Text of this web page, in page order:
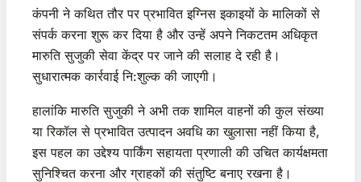
कंपनी ने कथित तौर पर प्रभावित इग्निस इकाइयों के मालिकों से
संपर्क करना शुरू कर दिया है और उन्हें अपने निकटतम अधिकृत
मारुति सुजुकी सेवा केंद्र पर जाने की सलाह दे रही है।
सुधारात्मक कार्रवाई नि:शुल्क की जाएगी।
हालांकि मारुति सुजुकी ने अभी तक शामिल वाहनों की कुल संख्या
या रिकॉल से प्रभावित उत्पादन अवधि का खुलासा नहीं किया है,
इस पहल का उद्देश्य पार्किंग सहायता प्रणाली की उचित कार्यक्षमता
सुनिश्चित करना और ग्राहकों की संतुष्टि बनाए रखना है।